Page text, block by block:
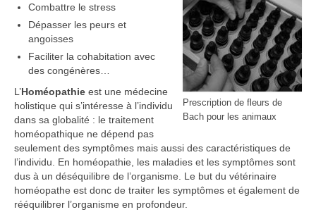
Prescription de fleurs de
Bach pour les animaux
Combattre le stress
Dépasser les peurs et
angoisses
Faciliter la cohabitation avec
des congénères…
L’Homéopathie est une médecine
holistique qui s’intéresse à l’individu
dans sa globalité : le traitement
homéopathique ne dépend pas
seulement des symptômes mais aussi des caractéristiques de
l’individu. En homéopathie, les maladies et les symptômes sont
dus à un déséquilibre de l’organisme. Le but du vétérinaire
homéopathe est donc de traiter les symptômes et également de
rééquilibrer l’organisme en profondeur.